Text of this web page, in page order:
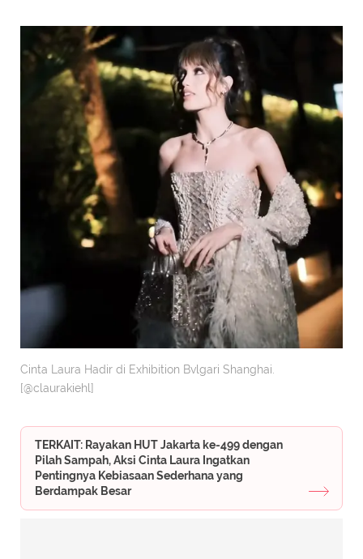
Cinta Laura Hadir di Exhibition Bvlgari Shanghai.
[@claurakiehl]
TERKAIT: Rayakan HUT Jakarta ke-499 dengan
Pilah Sampah, Aksi Cinta Laura Ingatkan
Pentingnya Kebiasaan Sederhana yang
Berdampak Besar